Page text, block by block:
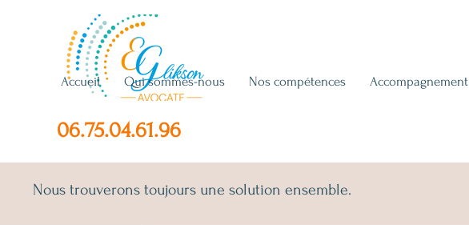
06.75.04.61.96
Accueil Qui sommes-nous Nos compétences
Nous trouverons toujours une solution ensemble.